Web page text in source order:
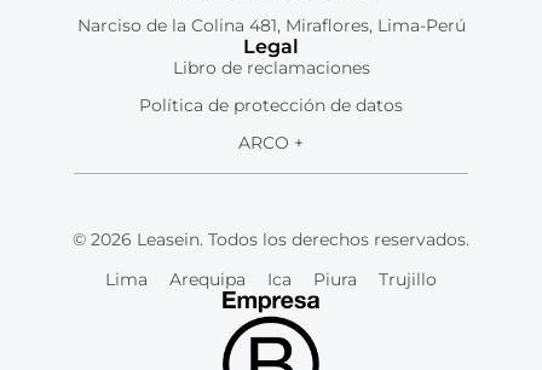
Narciso de la Colina 481, Miraflores, Lima-Perú
Legal
Libro de reclamaciones
Política de protección de datos
ARCO +
© 2026 Leasein. Todos los derechos reservados.
Lima
Arequipa Ica Piura Trujillo